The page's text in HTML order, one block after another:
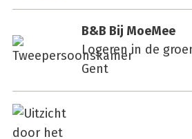
B&B Bij Moe­Mee
Logeren in de
Gent